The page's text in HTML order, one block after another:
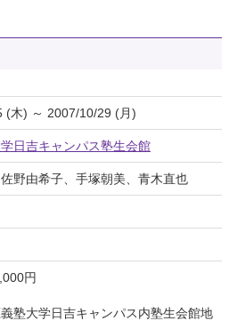
(木) ～ 2007/10/29 (月)
日吉キャンパス塾生会館
野由希子、手塚朝美、青木直也
円
塾大学日吉キャンパス内塾生会館地